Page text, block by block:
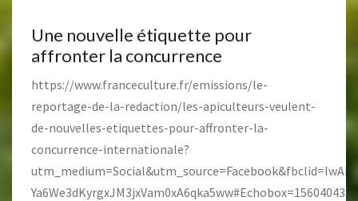
Une nouvelle étiquette pour
affronter la concurrence
https://www.franceculture.fr/emissions/le-
reportage-de-la-redaction/les-apiculteurs-veulent-
de-nouvelles-etiquettes-pour-affronter-la-
concurrence-internationale?
Ya6We3dKyrgxJM3jxVam0xA6qka5ww#Echobox=1560404332